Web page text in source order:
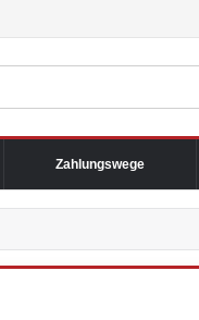
Zahlungswege